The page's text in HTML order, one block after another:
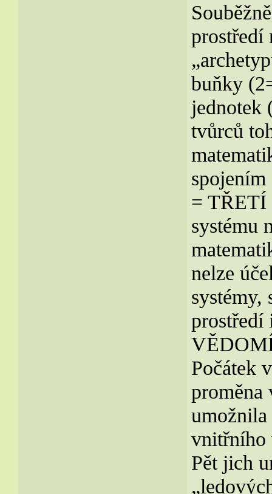
prostředí
buňky
jednotek
tvůrců
= TŘETÍ
systému
nelze
systémy,
prostředí
Počátek
proměna
vnitřního
Pět jich